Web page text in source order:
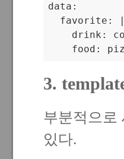
data:
favorite:
drink:
food:
3.
부분적으로
있다.